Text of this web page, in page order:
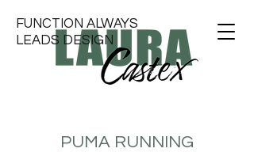
FUNCTION ALWAYS
LEADS DESIGN
PUMA RUNNING